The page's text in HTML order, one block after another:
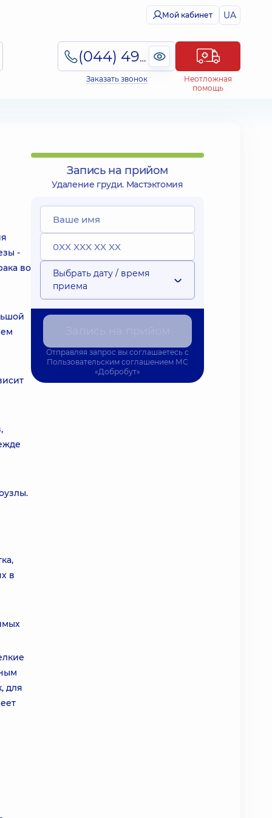
Мой кабинет UA
(044) 495-2-888
Заказать звонок
Неотложная
помощь
-
во
в
для
Запись на прийом
Удаление груди. Мастэктомия
Выбрать дату / время
приема
Отправляя запрос вы соглашаетесь с
Пользовательским соглашением МС
«Добробут»